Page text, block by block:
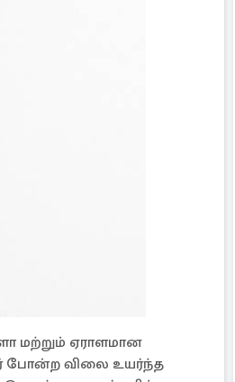
மற்றும் ஏராளமான
போன்ற விலை உயர்ந்த